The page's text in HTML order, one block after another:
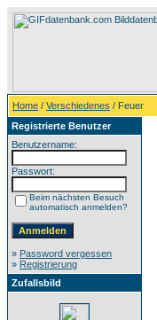
Home / Verschiedenes / Feuer
Registrierte Benutzer
Benutzername:
Passwort:
Beim nächsten Besuch
automatisch anmelden?
» Password vergessen
» Registrierung
Zufallsbild